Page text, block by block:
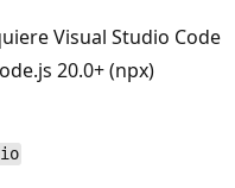
Visual Studio Code
20.0+ (npx)